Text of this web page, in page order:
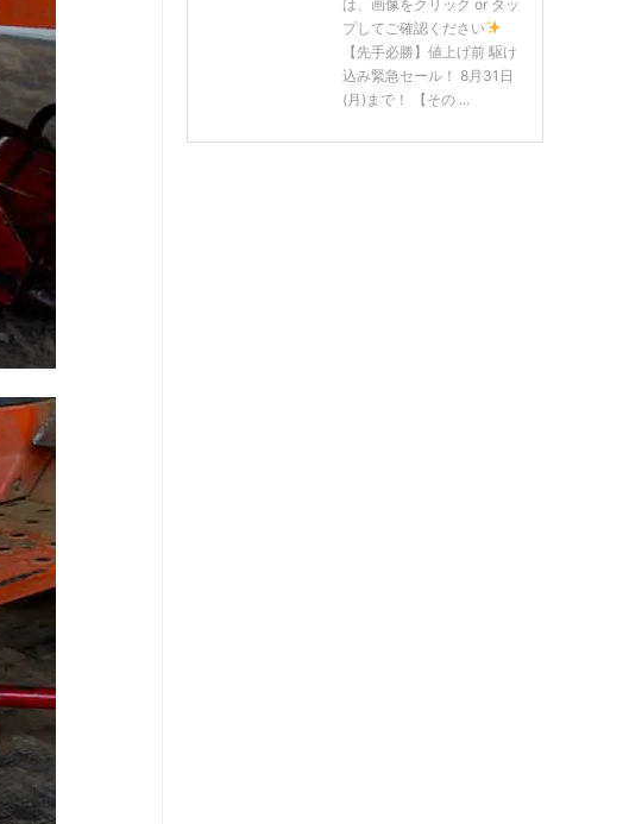
は、画像をクリック or タッ
プしてご確認ください
【先手必勝】値上げ前 駆け
込み緊急セール！ 8月31日
(月)まで！ 【その ...